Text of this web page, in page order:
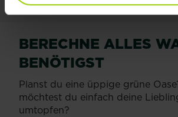
BERECHNE ALLES
BENÖTIGST
Planst du eine üppige grüne
möchtest du einfach deine
umtopfen?